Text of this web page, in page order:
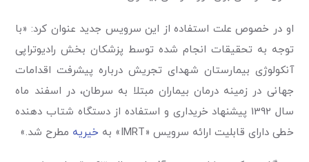
او در خصوص علت استفاده از این سرویس جدید عنوان کرد: «با
توجه به تحقیقات انجام شده توسط پزشکان بخش رادیوتراپی
آنکولوژی بیمارستان شهدای تجریش درباره پیشرفت اقدامات
جهانی در زمینه درمان بیماران مبتلا به سرطان، در اسفند ماه
سال 1392 پیشنهاد خریداری و استفاده از دستگاه شتاب دهنده
خطی دارای قابلیت ارائه سرویس «IMRT» به
خیریه مطرح شد.»